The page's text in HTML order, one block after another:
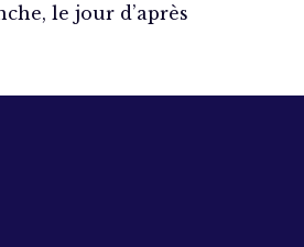
le jour d’après